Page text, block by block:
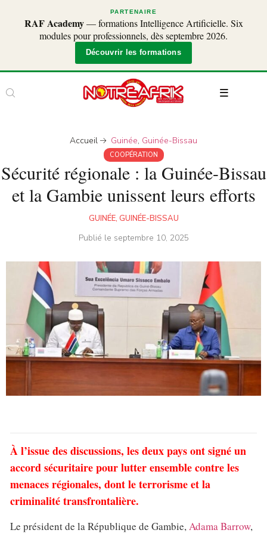
PARTENAIRE
RAF Academy— formations Intelligence Artificielle. Six
modules pour professionnels, dès septembre 2026.
Découvrir les formations
Accueil Guinée, Guinée-Bissau
COOPÉRATION
Sécurité régionale : la Guinée-Bissau
et la Gambie unissent leurs efforts
GUINÉE, GUINÉE-BISSAU
Publié le septembre 10, 2025
À l’issue des discussions, les deux pays ont signé un
accord sécuritaire pour lutter ensemble contre les
menaces régionales, dont le terrorisme et la
criminalité transfrontalière.
Le président de la République de Gambie,Adama Barrow,